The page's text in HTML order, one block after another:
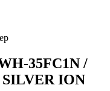
35FC1N /
ION